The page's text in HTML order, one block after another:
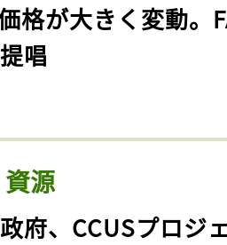
格が大きく変動。
唱
源
府、CCUSプロジ